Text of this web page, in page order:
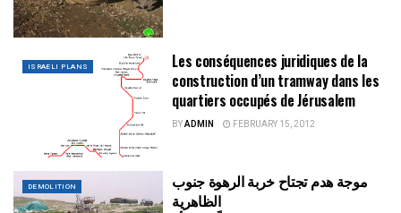
ISRAELI PLANS
Les conséquences juridiques de la
construction d’un tramway dans les
quartiers occupés de Jérusalem
BYADMIN FEBRUARY 15, 2012
DEMOLITION
موجة هدم تجتاح خربة الرهوة جنوب
الظاهرية